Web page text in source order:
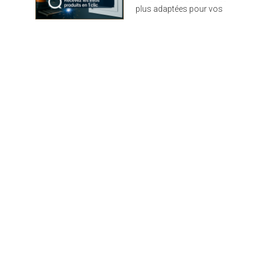
plus adaptées pour vos